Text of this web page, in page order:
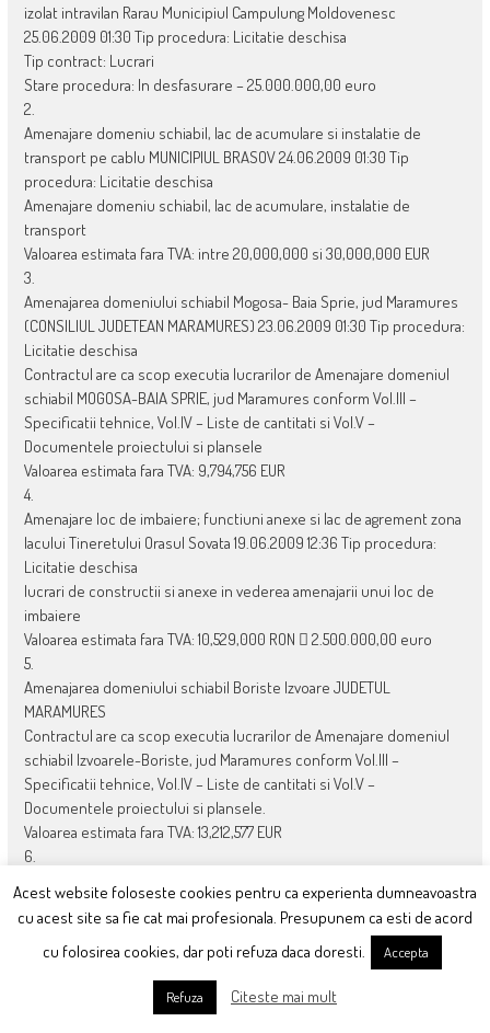
izolat intravilan Rarau Municipiul Campulung Moldovenesc
25.06.2009 01:30 Tip procedura: Licitatie deschisa
Tip contract: Lucrari
Stare procedura: In desfasurare – 25.000.000,00 euro
2.
Amenajare domeniu schiabil, lac de acumulare si instalatie de
transport pe cablu MUNICIPIUL BRASOV 24.06.2009 01:30 Tip
procedura: Licitatie deschisa
Amenajare domeniu schiabil, lac de acumulare, instalatie de
transport
Valoarea estimata fara TVA: intre 20,000,000 si 30,000,000 EUR
3.
Amenajarea domeniului schiabil Mogosa- Baia Sprie, jud Maramures
(CONSILIUL JUDETEAN MARAMURES) 23.06.2009 01:30 Tip procedura:
Licitatie deschisa
Contractul are ca scop executia lucrarilor de Amenajare domeniul
schiabil MOGOSA-BAIA SPRIE, jud Maramures conform Vol.III –
Specificatii tehnice, Vol.IV – Liste de cantitati si Vol.V –
Documentele proiectului si plansele
Valoarea estimata fara TVA: 9,794,756 EUR
4.
Amenajare loc de imbaiere; functiuni anexe si lac de agrement zona
lacului Tineretului Orasul Sovata 19.06.2009 12:36 Tip procedura:
Licitatie deschisa
lucrari de constructii si anexe in vederea amenajarii unui loc de
imbaiere
Valoarea estimata fara TVA: 10,529,000 RON  2.500.000,00 euro
5.
Amenajarea domeniului schiabil Boriste Izvoare JUDETUL
MARAMURES
Contractul are ca scop executia lucrarilor de Amenajare domeniul
schiabil Izvoarele-Boriste, jud Maramures conform Vol.III –
Specificatii tehnice, Vol.IV – Liste de cantitati si Vol.V –
Documentele proiectului si plansele.
Valoarea estimata fara TVA: 13,212,577 EUR
6.
Reactualizare proiect tehnic, lucrari de executie
Valoarea estimata fara TVA: 17,092,437 RON  4.000.000,00 euro
AMENAJARE DOMENIU SCHIABIL GUTAIUL DOAMNEI – CAVNIC” ORASUL
CAVNIC (PRIMARIA ORASULUI CAVNIC)
Acest website foloseste cookies pentru ca experienta dumneavoastra
cu acest site sa fie cat mai profesionala. Presupunem ca esti de acord
cu folosirea cookies, dar poti refuza daca doresti.
Accepta
Refuza Citeste mai mult